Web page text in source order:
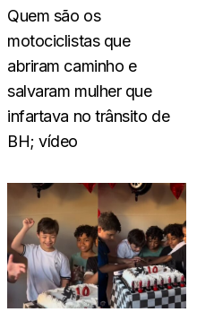
Quem são os
motociclistas que
abriram caminho e
salvaram mulher que
infartava no trânsito de
BH; vídeo